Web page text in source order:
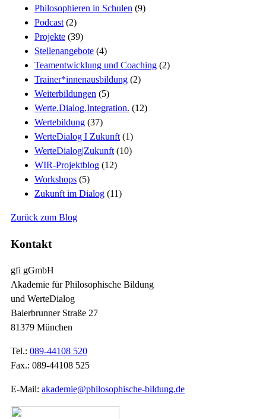
Philosophieren in Schulen (9)
Podcast (2)
Projekte (39)
Stellenangebote (4)
Teamentwicklung und Coaching (2)
Trainer*innenausbildung (2)
Weiterbildungen (5)
Werte.Dialog.Integration. (12)
Wertebildung (37)
WerteDialog I Zukunft (1)
WerteDialog|Zukunft (10)
WIR-Projektblog (12)
Workshops (5)
Zukunft im Dialog (11)
Zurück zum Blog
Kontakt
gfi gGmbH
Akademie für Philosophische Bildung
und WerteDialog
Baierbrunner Straße 27
81379 München
Tel.: 089-44108 520
Fax.: 089-44108 525
E-Mail: akademie@philosophische-bildung.de